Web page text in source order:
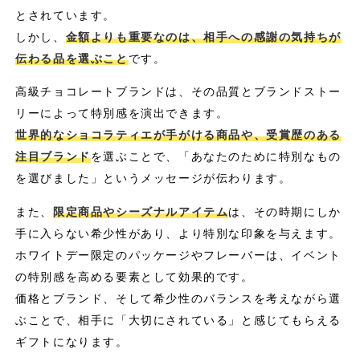
とされています。
しかし、 金額よりも重要なのは、相手への感謝の気持ちが
伝わる品を選ぶことです。
高級チョコレートブランドは、その品質とブランドストー
リーによって特別感を演出できます。
世界的なショコラティエが手がける商品や、受賞歴のある
注目ブランドを選ぶことで、「あなたのために特別なもの
を選びました」というメッセージが伝わります。
また、 限定商品やシーズナルアイテムは、その時期にしか
手に入らない希少性があり、より特別な印象を与えます。
ホワイトデー限定のパッケージやフレーバーは、イベント
の特別感を高める要素として効果的です。
価格とブランド、そして希少性のバランスを考えながら選
ぶことで、相手に「大切にされている」と感じてもらえる
ギフトになります。